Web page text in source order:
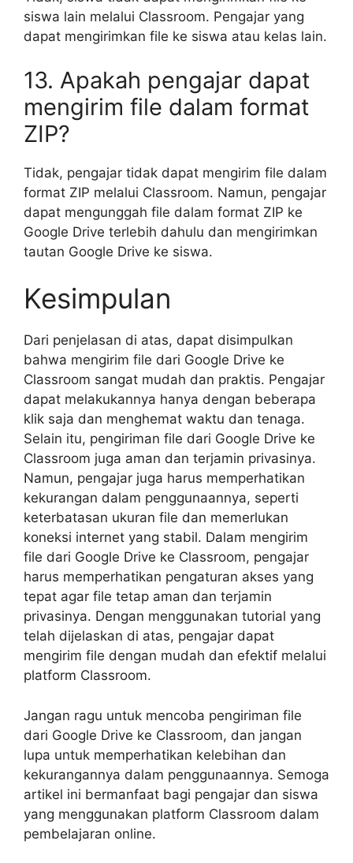
siswa lain melalui Classroom. Pengajar yang
dapat mengirimkan file ke siswa atau kelas lain.
13. Apakah pengajar dapat
mengirim file dalam format
ZIP?
Tidak, pengajar tidak dapat mengirim file dalam
format ZIP melalui Classroom. Namun, pengajar
dapat mengunggah file dalam format ZIP ke
Google Drive terlebih dahulu dan mengirimkan
tautan Google Drive ke siswa.
Kesimpulan
Dari penjelasan di atas, dapat disimpulkan
bahwa mengirim file dari Google Drive ke
Classroom sangat mudah dan praktis. Pengajar
dapat melakukannya hanya dengan beberapa
klik saja dan menghemat waktu dan tenaga.
Selain itu, pengiriman file dari Google Drive ke
Classroom juga aman dan terjamin privasinya.
Namun, pengajar juga harus memperhatikan
kekurangan dalam penggunaannya, seperti
keterbatasan ukuran file dan memerlukan
koneksi internet yang stabil. Dalam mengirim
file dari Google Drive ke Classroom, pengajar
harus memperhatikan pengaturan akses yang
tepat agar file tetap aman dan terjamin
privasinya. Dengan menggunakan tutorial yang
telah dijelaskan di atas, pengajar dapat
mengirim file dengan mudah dan efektif melalui
platform Classroom.
Jangan ragu untuk mencoba pengiriman file
dari Google Drive ke Classroom, dan jangan
lupa untuk memperhatikan kelebihan dan
kekurangannya dalam penggunaannya. Semoga
artikel ini bermanfaat bagi pengajar dan siswa
yang menggunakan platform Classroom dalam
pembelajaran online.